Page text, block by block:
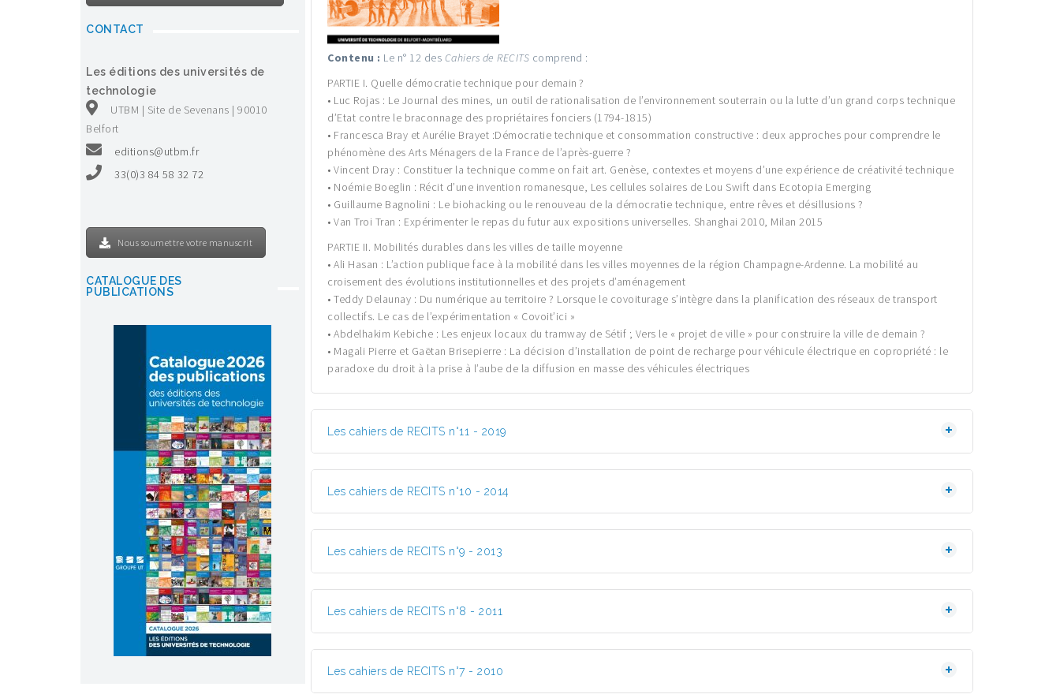
CONTACT
Les éditions des universités de
technologie
UTBM | Site de Sevenans | 90010
Belfort
editions@utbm.fr
33(0)3 84 58 32 72
Nous soumettre votre manuscrit
CATALOGUE DES
PUBLICATIONS
Contenu : Le n° 12 des Cahiers de RECITS comprend :
PARTIE I. Quelle démocratie technique pour demain ?
• Luc Rojas : Le Journal des mines, un outil de rationalisation de l’environnement souterrain ou la lutte d’un grand corps technique
d’Etat contre le braconnage des propriétaires fonciers (1794-1815)
• Francesca Bray et Aurélie Brayet :Démocratie technique et consommation constructive : deux approches pour comprendre le
phénomène des Arts Ménagers de la France de l’après-guerre ?
• Vincent Dray : Constituer la technique comme on fait art. Genèse, contextes et moyens d’une expérience de créativité technique
• Noémie Boeglin : Récit d’une invention romanesque, Les cellules solaires de Lou Swift dans Ecotopia Emerging
• Guillaume Bagnolini : Le biohacking ou le renouveau de la démocratie technique, entre rêves et désillusions ?
• Van Troi Tran : Expérimenter le repas du futur aux expositions universelles. Shanghai 2010, Milan 2015
PARTIE II. Mobilités durables dans les villes de taille moyenne
• Ali Hasan : L’action publique face à la mobilité dans les villes moyennes de la région Champagne-Ardenne. La mobilité au
croisement des évolutions institutionnelles et des projets d’aménagement
• Teddy Delaunay : Du numérique au territoire ? Lorsque le covoiturage s’intègre dans la planification des réseaux de transport
collectifs. Le cas de l’expérimentation « Covoit’ici »
• Abdelhakim Kebiche : Les enjeux locaux du tramway de Sétif ; Vers le « projet de ville » pour construire la ville de demain ?
• Magali Pierre et Gaëtan Brisepierre : La décision d’installation de point de recharge pour véhicule électrique en copropriété : le
paradoxe du droit à la prise à l’aube de la diffusion en masse des véhicules électriques
Les cahiers de RECITS n°11 - 2019
Les cahiers de RECITS n°10 - 2014
Les cahiers de RECITS n°9 - 2013
Les cahiers de RECITS n°8 - 2011
Les cahiers de RECITS n°7 - 2010